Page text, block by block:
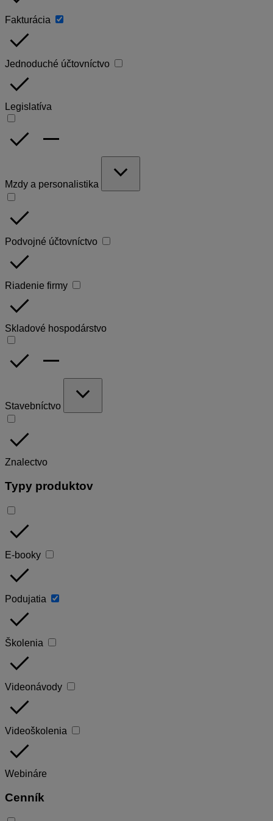
Fakturácia
done
Jednoduché účtovníctvo
done
Legislatíva
done remove
Mzdy a personalistika
expand_more
done
Podvojné účtovníctvo
done
Riadenie firmy
done
Skladové hospodárstvo
done remove
Stavebníctvo
expand_more
done
Znalectvo
Typy produktov
done
E-booky
done
Podujatia
done
Školenia
done
Videonávody
done
Videoškolenia
done
Webináre
Cenník